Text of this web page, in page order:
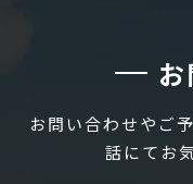
お問い合わせやご
話にてお